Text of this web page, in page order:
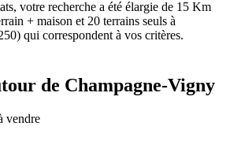
votre recherche a été élargie de 15 Km
+ maison et 20 terrains seuls à
qui correspondent à vos critères.
de Champagne-Vigny
vendre